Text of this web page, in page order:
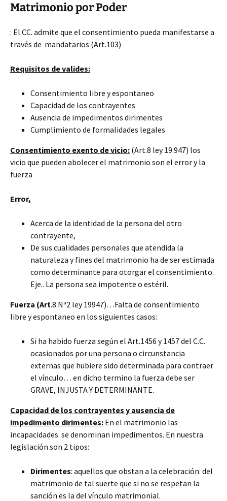
Matrimonio por Poder
: El CC. admite que el consentimiento pueda manifestarse a
través de mandatarios (Art.103)
Requisitos de valides:
Consentimiento libre y espontaneo
Capacidad de los contrayentes
Ausencia de impedimentos dirimentes
Cumplimiento de formalidades legales
Consentimiento exento de vicio: (Art.8 ley 19.947) los
vicio que pueden abolecer el matrimonio son el error y la
fuerza
Error,
Acerca de la identidad de la persona del otro
contrayente,
De sus cualidades personales que atendida la
naturaleza y fines del matrimonio ha de ser estimada
como determinante para otorgar el consentimiento.
Eje.. La persona sea impotente o estéril.
Fuerza (Art.8 Nª2 ley 19947)…Falta de consentimiento
libre y espontaneo en los siguientes casos:
Si ha habido fuerza según el Art.1456 y 1457 del C.C.
ocasionados por una persona o circunstancia
externas que hubiere sido determinada para contraer
el vínculo… en dicho termino la fuerza debe ser
GRAVE, INJUSTA Y DETERMINANTE.
Capacidad de los contrayentes y ausencia de
impedimento dirimentes: En el matrimonio las
incapacidades se denominan impedimentos. En nuestra
legislación son 2 tipos:
Dirimentes: aquellos que obstan a la celebración del
matrimonio de tal suerte que si no se respetan la
sanción es la del vínculo matrimonial.